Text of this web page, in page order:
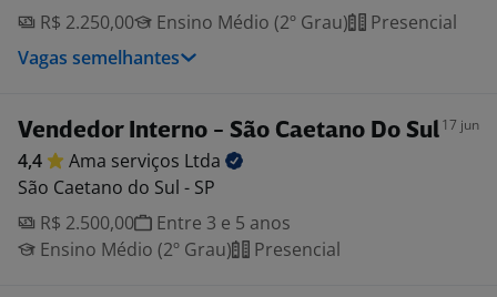
R$ 2.250,00
Ensino Médio (2º Grau)
Presencial
Vagas semelhantes
Vendedor Interno - São Caetano Do Sul17 jun
4,4 Ama serviços Ltda
São Caetano do Sul - SP
R$ 2.500,00
Entre 3 e 5 anos
Ensino Médio (2º Grau)
Presencial